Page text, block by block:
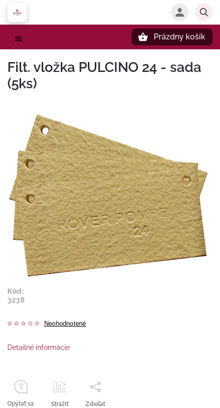
Prázdny košík
Filt. vložka PULCINO 24 - sada
(5ks)
Kód:
3238
Neohodnotené
Detailné informácie
Opýtať sa Strážiť Zdieľať